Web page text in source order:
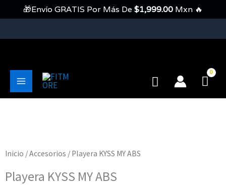
Contenido
Main
Buscar
Inicio /Accesorios / Playera KYSS MY ABS
Playera KYSS MY ABS
🎁Envío GRATIS Por Más De $1,999.00 Mxn 🔥